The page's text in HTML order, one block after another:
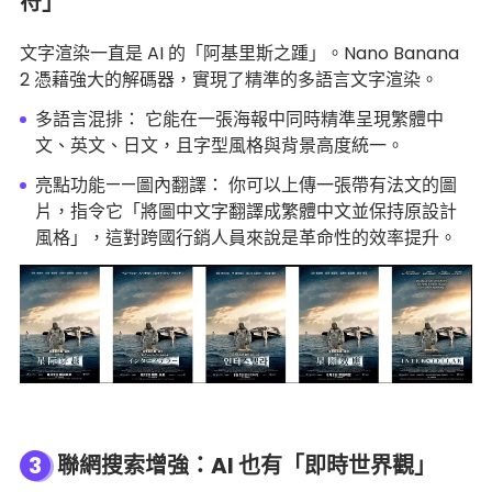
文字渲染一直是 AI 的「阿基里斯之踵」。Nano Banana
2 憑藉強大的解碼器，實現了精準的多語言文字渲染。
多語言混排： 它能在一張海報中同時精準呈現繁體中
文、英文、日文，且字型風格與背景高度統一。
亮點功能——圖內翻譯： 你可以上傳一張帶有法文的圖
片，指令它「將圖中文字翻譯成繁體中文並保持原設計
風格」，這對跨國行銷人員來說是革命性的效率提升。
3 聯網搜索增強：AI 也有「即時世界觀」